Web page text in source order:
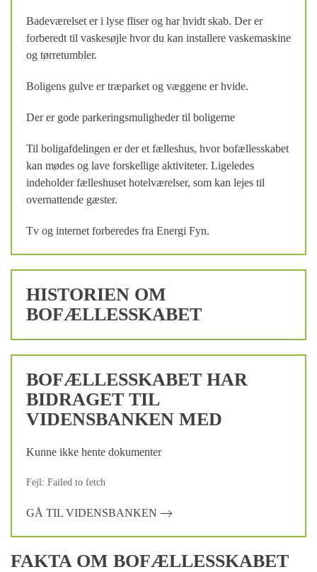
Badeværelset er i lyse fliser og har hvidt skab. Der er
forberedt til vaskesøjle hvor du kan installere vaskemaskine
og tørretumbler.
Boligens gulve er træparket og væggene er hvide.
Der er gode parkeringsmuligheder til boligerne
Til boligafdelingen er der et fælleshus, hvor bofællesskabet
kan mødes og lave forskellige aktiviteter. Ligeledes
indeholder fælleshuset hotelværelser, som kan lejes til
overnattende gæster.
Tv og internet forberedes fra Energi Fyn.
HISTORIEN OM
BOFÆLLESSKABET
BOFÆLLESSKABET HAR
BIDRAGET TIL
VIDENSBANKEN MED
Kunne ikke hente dokumenter
Fejl: Failed to fetch
GÅ TIL VIDENSBANKEN
FAKTA OM BOFÆLLESSKABET